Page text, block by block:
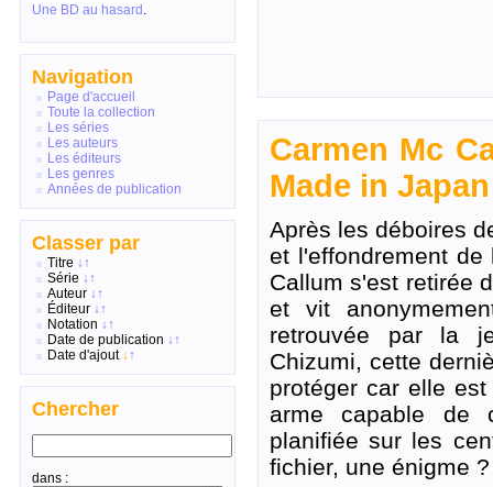
Une BD au hasard .
Navigation
Page d'accueil
Toute la collection
Les séries
Les auteurs
Les éditeurs
Les genres
Années de publication
Classer par
Titre ↓↑
Série ↓↑
Auteur ↓↑
Éditeur ↓↑
Notation ↓↑
Date de publication ↓↑
Date d'ajout ↓↑
Chercher
dans :
Carmen Mc
Made in Japan
Après les déboires
et l'effondrement de
Callum s'est retirée
et vit
retrouvée par la
Chizumi, cette
protéger car elle
arme capable de
planifiée sur les
fichier, une énigme ?